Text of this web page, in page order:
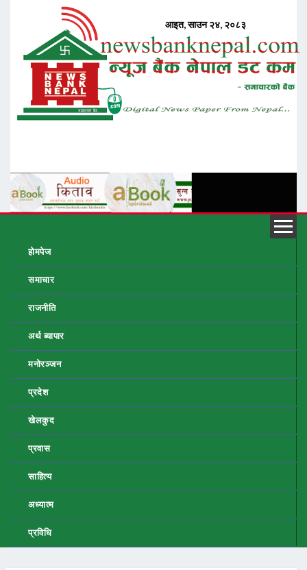
होमपेज
समाचार
राजनीति
अर्थ ब्यापार
मनोरञ्जन
प्रदेश
खेलकुद
प्रवास
साहित्य
अध्यात्म
प्रविधि